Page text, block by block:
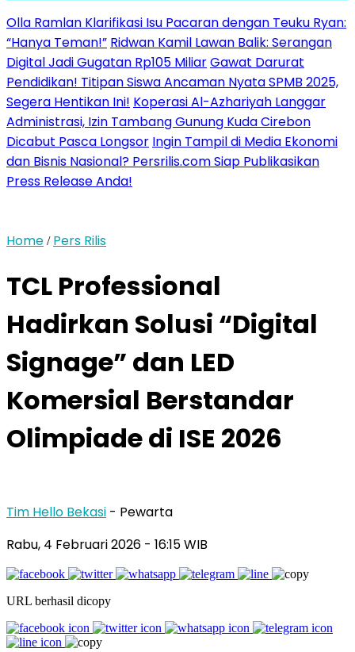
Olla Ramlan Klarifikasi Isu Pacaran dengan Teuku Ryan:
“Hanya Teman!” Ridwan Kamil Lawan Balik: Serangan
Digital Jadi Gugatan Rp105 MiliarGawat Darurat
Pendidikan! Titipan Siswa Ancaman Nyata SPMB 2025,
Segera Hentikan Ini! Koperasi Al-Azhariyah Langgar
Administrasi, Izin Tambang Gunung Kuda Cirebon
Dicabut Pasca Longsor Ingin Tampil di Media Ekonomi
dan Bisnis Nasional? Persrilis.com Siap Publikasikan
Press Release Anda!
Home / Pers Rilis
TCL Professional
Hadirkan Solusi “Digital
Signage” dan LED
Komersial Berstandar
Olimpiade di ISE 2026
Tim Hello Bekasi - Pewarta
Rabu, 4 Februari 2026 - 16:15 WIB
URL berhasil dicopy